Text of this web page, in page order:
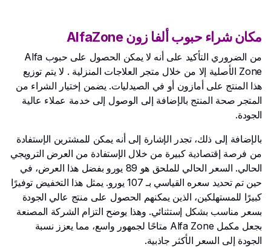
مكان شراء حبوب ألفا زون AlfaZone
من الضروري التأكيد على أنه لا يمكن الحصول على حبوب Alfa
Zone الأصلية إلا من خلال متجر العلاجات المنزلية . لا يتم توزيع
هذا المنتج على أمازون أو في الصيدليات. يضمن إختيار الشراء من
المتجر صحة المنتج بالإضافة إلى الوصول إلى خدمة عملاء عالية
الجودة.
بالإضافة إلى ذلك، تجدر الإشارة إلى أنه يمكن للمشترين الإستفادة
من فرصة إقتصادية كبيرة من خلال الإستفادة من العرض الترويجي
الحالي. السعر الحالي للملحق هو 89 يورو بفضل هذا العرض، في
حين تم تحديد سعره القياسي بـ 107 يورو. يمثل هذا التخفيض توفيرًا
كبيرًا للمستهلكين، الذين يمكنهم الحصول على منتج عالي الجودة
بسعر مناسب بشكل إستثنائي. وهذا يوضح التزام الشركة المصنعة
بجعل مكمل Alfa Zone متاحًا لجمهور واسع، مما يعزز نسبة
الجودة إلى السعر الأكثر جاذبية.